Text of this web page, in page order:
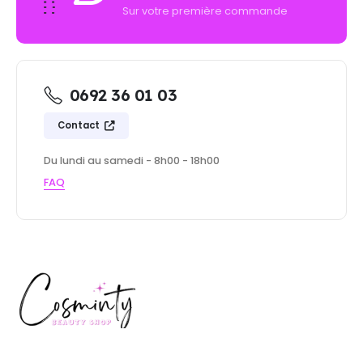
Sur votre première commande
0692 36 01 03
Contact
Du lundi au samedi - 8h00 - 18h00
FAQ